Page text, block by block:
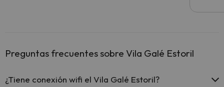
Preguntas frecuentes sobre Vila Galé Estoril
¿Tiene conexión wifi el Vila Galé Estoril?